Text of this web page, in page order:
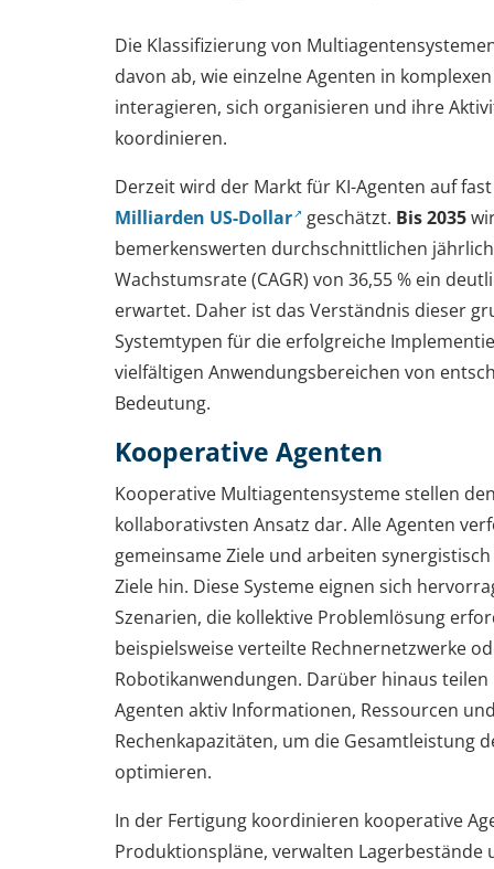
Die Klassifizierung von
davon ab, wie einzelne Agenten in
interagieren, sich organisieren und ihre
koordinieren.
Derzeit wird der Markt für KI-Agenten auf
Milliarden US-Dollar
geschätzt. Bis 2035
bemerkenswerten durchschnittlichen
Wachstumsrate (CAGR) von 36,55 % ein
erwartet. Daher ist das Verständnis dieser
Systemtypen für die erfolgreiche
vielfältigen Anwendungsbereichen von
Bedeutung.
Kooperative Agenten
Kooperative Multiagentensysteme stellen
kollaborativsten Ansatz dar. Alle Agenten
gemeinsame Ziele und arbeiten
Ziele hin. Diese Systeme eignen sich
Szenarien, die kollektive Problemlösung
beispielsweise verteilte Rechnernetzwerke
Robotikanwendungen. Darüber hinaus
Agenten aktiv Informationen, Ressourcen
Rechenkapazitäten, um die Gesamtleistung
optimieren.
In der Fertigung koordinieren kooperative
Produktionspläne, verwalten Lagerbestände